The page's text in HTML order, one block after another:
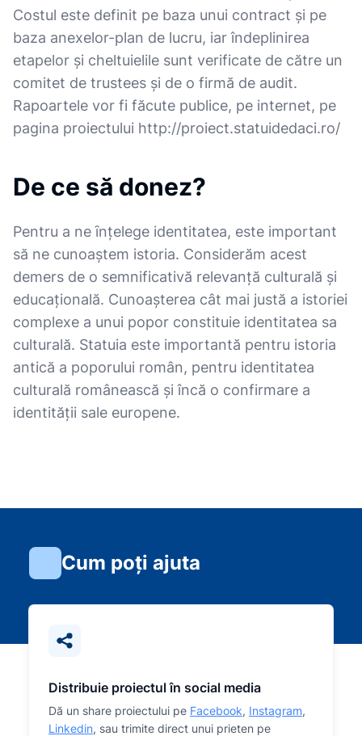
Costul este definit pe baza unui contract și pe
baza anexelor-plan de lucru, iar îndeplinirea
etapelor și cheltuielile sunt verificate de către un
comitet de trustees și de o firmă de audit.
Rapoartele vor fi făcute publice, pe internet, pe
pagina proiectului http://proiect.statuidedaci.ro/
De ce să donez?
Pentru a ne ȋnțelege identitatea, este important
să ne cunoaştem istoria. Considerăm acest
demers de o semnificativă relevanță culturală şi
educațională. Cunoaşterea cât mai justă a istoriei
complexe a unui popor constituie identitatea sa
culturală. Statuia este importantă pentru istoria
antică a poporului român, pentru identitatea
culturală românească și încă o confirmare a
identităţii sale europene.
Cum poți ajuta
Distribuie proiectul în social media
Dă un share proiectului pe Facebook, Instagram,
Linkedin, sau trimite direct unui prieten pe